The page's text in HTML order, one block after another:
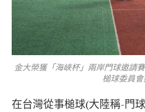
金大榮獲「海峽杯」兩岸門球邀請
槌球委員
在台灣從事槌球(大陸稱-門